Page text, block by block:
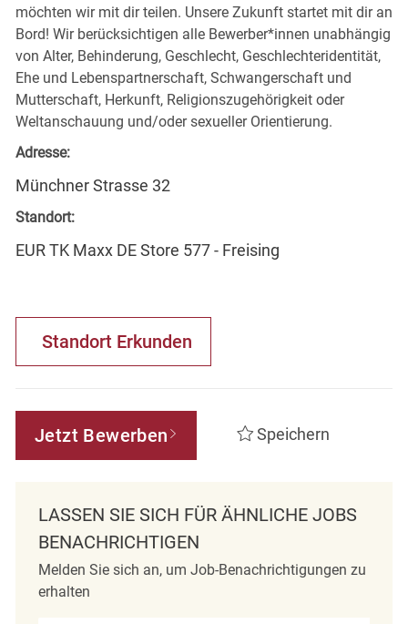
möchten wir mit dir teilen. Unsere Zukunft startet mit dir an
Bord! Wir berücksichtigen alle Bewerber*innen unabhängig
von Alter, Behinderung, Geschlecht, Geschlechteridentität,
Ehe und Lebenspartnerschaft, Schwangerschaft und
Mutterschaft, Herkunft, Religionszugehörigkeit oder
Weltanschauung und/oder sexueller Orientierung.
Adresse:
Münchner Strasse 32
Standort:
EUR TK Maxx DE Store 577 - Freising
Standort Erkunden
Jetzt Bewerben Speichern
LASSEN SIE SICH FÜR ÄHNLICHE JOBS
BENACHRICHTIGEN
Melden Sie sich an, um Job-Benachrichtigungen zu
erhalten